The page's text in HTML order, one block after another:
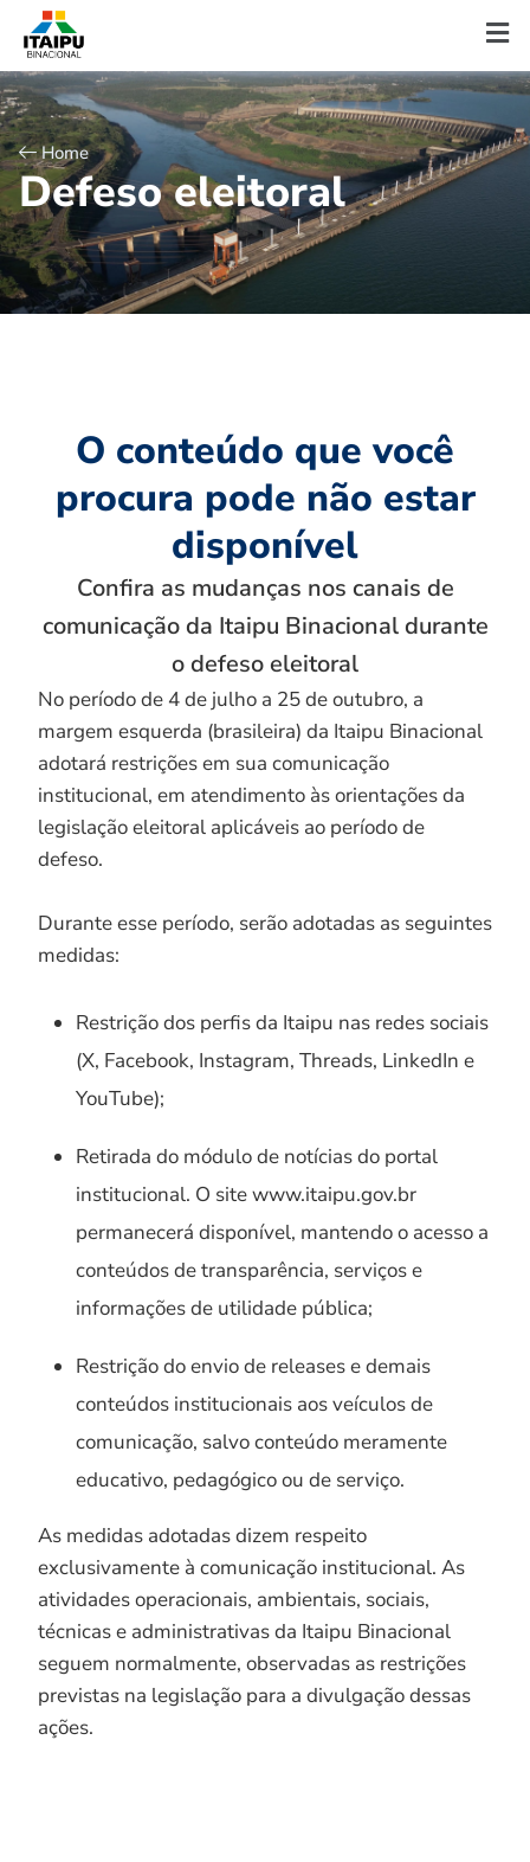
Home
Defeso eleitoral
O conteúdo que você
procura pode não estar
disponível
Confira as mudanças nos canais de
comunicação da Itaipu Binacional durante
o defeso eleitoral
No período de 4 de julho a 25 de outubro, a
margem esquerda (brasileira) da Itaipu Binacional
adotará restrições em sua comunicação
institucional, em atendimento às orientações da
legislação eleitoral aplicáveis ao período de
defeso.
Durante esse período, serão adotadas as seguintes
medidas:
Restrição dos perfis da Itaipu nas redes sociais
(X, Facebook, Instagram, Threads, LinkedIn e
YouTube);
Retirada do módulo de notícias do portal
institucional. O site www.itaipu.gov.br
permanecerá disponível, mantendo o acesso a
conteúdos de transparência, serviços e
informações de utilidade pública;
Restrição do envio de releases e demais
conteúdos institucionais aos veículos de
comunicação, salvo conteúdo meramente
educativo, pedagógico ou de serviço.
As medidas adotadas dizem respeito
exclusivamente à comunicação institucional. As
atividades operacionais, ambientais, sociais,
técnicas e administrativas da Itaipu Binacional
seguem normalmente, observadas as restrições
previstas na legislação para a divulgação dessas
ações.